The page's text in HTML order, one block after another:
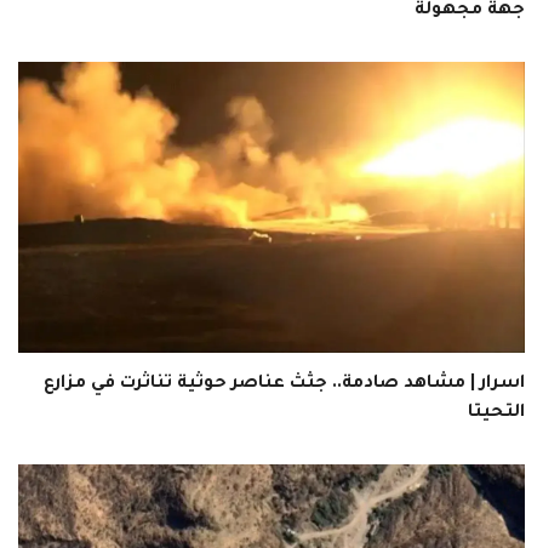
جهة مجهولة
اسرار | مشاهد صادمة.. جثث عناصر حوثية تناثرت في مزارع
التحيتا